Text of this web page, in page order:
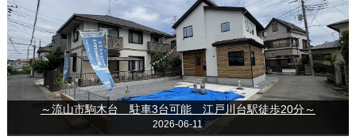
～流山市駒木台 駐車3台可能 江戸川台駅徒歩20分～
2026-06-11